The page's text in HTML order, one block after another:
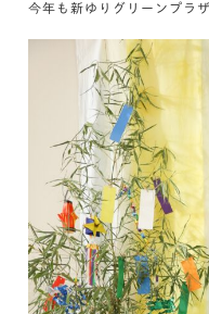
今年も新ゆりグリーンプラ